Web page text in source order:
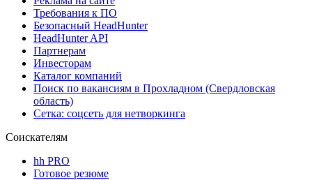
Требования к ПО
Безопасный HeadHunter
HeadHunter API
Партнерам
Инвесторам
Каталог компаний
Поиск по вакансиям в Прохладном (Свердловская
область)
Сетка: соцсеть для нетворкинга
Соискателям
hh PRO
Готовое резюме